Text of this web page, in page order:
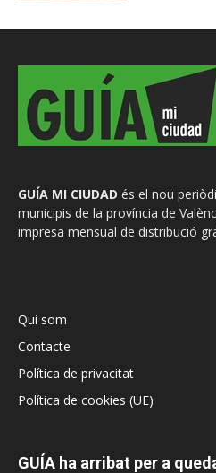
GUÍA MI CIUDAD és el nou
municipis de la província de
impresa mensual de distribució
Qui som
Contacte
Política de privacitat
Política de cookies (UE)
GUÍA ha arribat per a